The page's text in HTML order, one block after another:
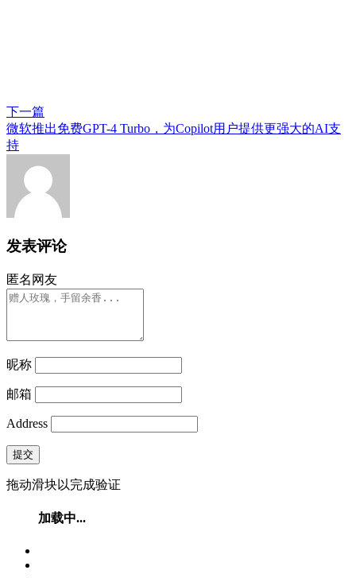
下一篇
微软推出免费GPT-4 Turbo，为Copilot用户提供更强大的AI支
持
发表评论
匿名网友
昵称
邮箱
Address
提交
拖动滑块以完成验证
加载中...